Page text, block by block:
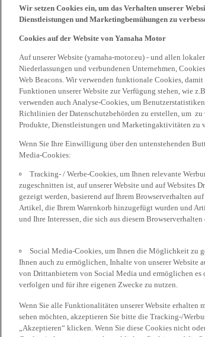
Wir setzen Cookies ein, um das Verhalten unserer
Dienstleistungen und Marketingbemühungen zu
Cookies auf der Website von Yamaha Motor
Auf unserer Website (yamaha-motor.eu) - und allen
Niederlassungen und verbundenen Unternehmen,
Web Beacons. Wir verwenden funktionale Cookies,
Funktionen unserer Website zur Verfügung stehen, wie
verwenden auch Analyse-Cookies, um
Richtlinien der Datenschutzbehörden zu erstellen, um zu
Produkte, Dienstleistungen und Marketingaktivitäten zu
Wenn Sie Ihre Einwilligung über den untenstehenden
Media-Cookies:
Tracking- / Werbe-Cookies, um Ihnen relevante
zugeschnitten ist, auf unserer Website und auf Websites
gezeigt werden, basierend auf Ihrem Browserverhalten
Artikel, die Ihrem Warenkorb hinzugefügt wurden und
und Ihre Interessen, die sich aus diesem Browserverhalten
Social Media-Cookies, um Ihnen die Möglichkeit zu
Ihnen auch zu ermöglichen, Inhalte von unserer
von Drittanbietern von Social Media und ermöglichen
verfolgen und für ihre eigenen Zwecke zu nutzen.
Wenn Sie alle Funktionalitäten unserer Website erhalten
sehen möchten, akzeptieren Sie bitte die Tracking-/
„Akzeptieren“ klicken. Wenn Sie diese Cookies nicht